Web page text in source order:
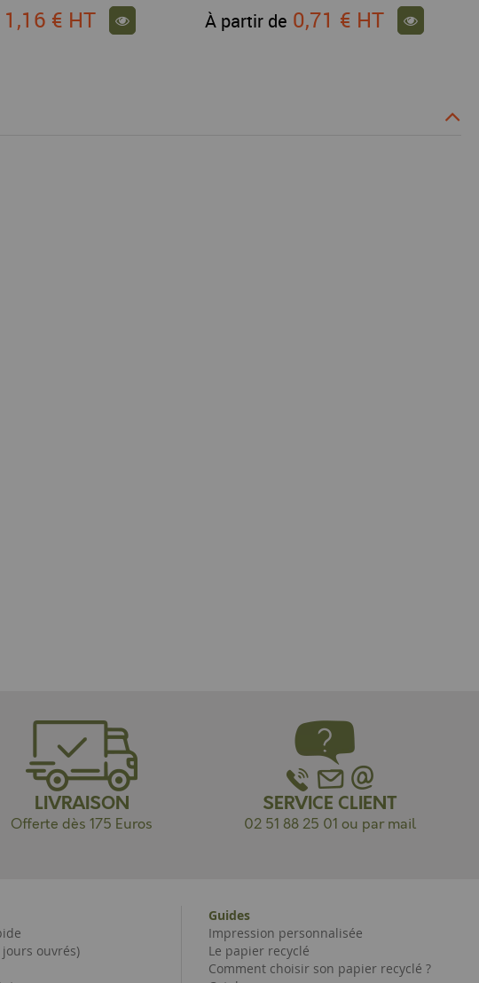
1,16 € HT À partir de 0,71 € HT
LIVRAISON
Offerte dès 175 Euros
SERVICE CLIENT
02 51 88 25 01 ou par mail
ouvrés)
Guides
Impression personnalisée
Le papier recyclé
Comment choisir son papier recyclé ?